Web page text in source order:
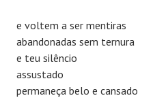
e voltem a ser mentiras
abandonadas sem ternura
e teu silêncio
assustado
permaneça belo e cansado